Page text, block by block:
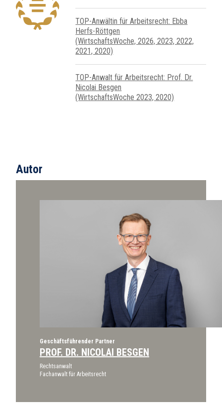
TOP-Anwältin für Arbeitsrecht: Ebba
Herfs-Röttgen
(WirtschaftsWoche, 2026, 2023, 2022,
2021, 2020)
TOP-Anwalt für Arbeitsrecht: Prof. Dr.
Nicolai Besgen
(WirtschaftsWoche 2023, 2020)
Autor
Geschäftsführender Partner
PROF. DR. NICOLAI BESGEN
Rechtsanwalt
Fachanwalt für Arbeitsrecht